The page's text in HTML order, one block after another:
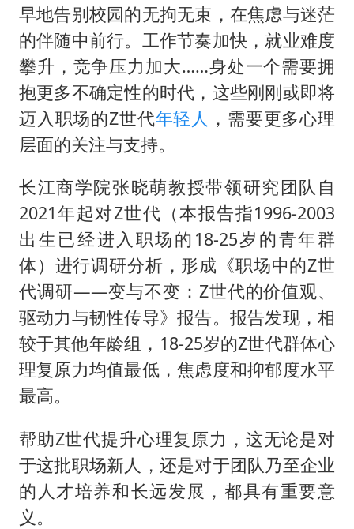
早地告别校园的无拘无束，在焦虑与迷茫
的伴随中前行。工作节奏加快，就业难度
攀升，竞争压力加大……身处一个需要拥
抱更多不确定性的时代，这些刚刚或即将
迈入职场的Z世代年轻人 ，需要更多心理
层面的关注与支持。
长江商学院张晓萌教授带领研究团队自
2021年起对Z世代（本报告指1996-2003
出生已经进入职场的18-25岁的青年群
体）进行调研分析，形成《职场中的Z世
代调研——变与不变：Z世代的价值观、
驱动力与韧性传导》报告。报告发现，相
较于其他年龄组，18-25岁的Z世代群体心
理复原力均值最低，焦虑度和抑郁度水平
最高。
帮助Z世代提升心理复原力，这无论是对
于这批职场新人，还是对于团队乃至企业
的人才培养和长远发展，都具有重要意
义。